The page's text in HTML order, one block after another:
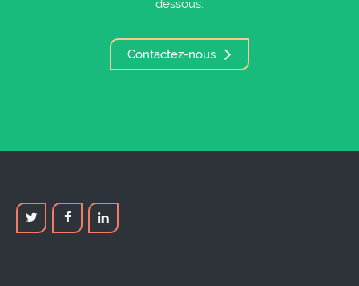
dessous.
Contactez-nous